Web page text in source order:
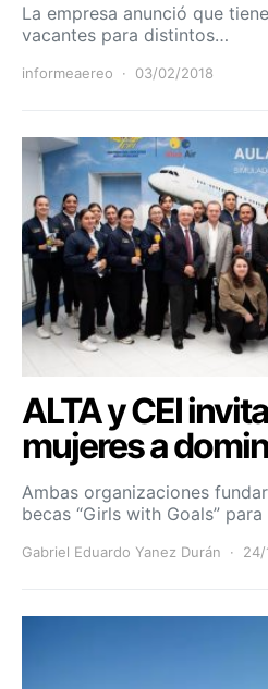
La empresa anunció que
vacantes para distintos…
informeaereo 03/02/2018
ALTA y CEI
mujeres a
Ambas organizaciones
becas “Girls with Goals”
Gabriel Eduardo Yanez Durán